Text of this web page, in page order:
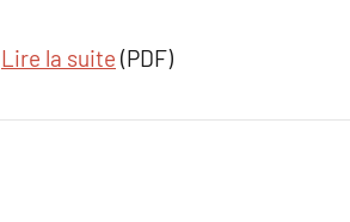
Lire la suite (PDF)